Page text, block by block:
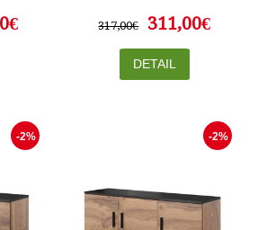
317,00€ 311,00€
DETAIL
-2% -2%